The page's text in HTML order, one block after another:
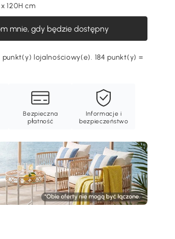
120H cm
mnie, gdy będzie dostępny
lojalnościowy(e). 184 punkt(y) =
Bezpieczna
płatność
Informacje i
bezpieczeństwo